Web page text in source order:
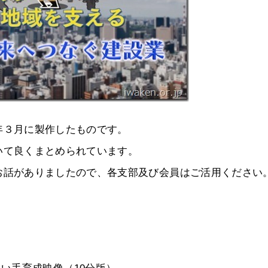
月に製作したものです。
良くまとめられています。
がありましたので、各支部及び会員はご活用ください